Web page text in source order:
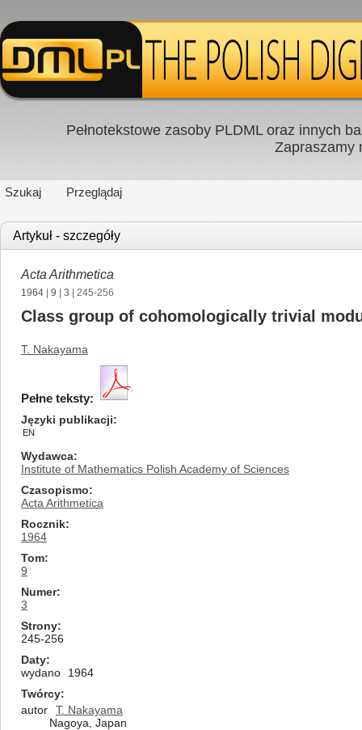
Pełnotekstowe zasoby PLDML oraz innych
Zapraszamy
Szukaj Przeglądaj
Artykuł - szczegóły
Acta Arithmetica
1964 9 3 | 245-256
Class group of cohomologically trivial
T. Nakayama
Pełne teksty:
Języki publikacji
EN
Wydawca
Institute of Mathematics Polish Academy of Sciences
Czasopismo
Acta Arithmetica
Rocznik
1964
Tom
9
Numer
3
Strony
245-256
Daty
wydano
1964
Twórcy
autor
T. Nakayama
Nagoya, Japan